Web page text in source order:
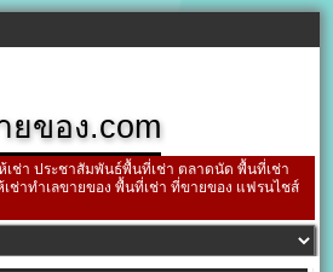
ยของ.com
เช่า ประชาสัมพันธ์พื้นที่เช่า ตลาดนัด พื้นที่เช่า
ช่าทำเลขายของ พื้นที่เช่า ที่ขายของ แฟรนไชส์